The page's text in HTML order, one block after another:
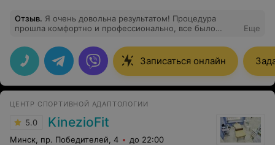
Отзыв. Я очень довольна результатом! Процедура
прошла комфортно и профессионально, все было
заметила положительные изменения, кожа выглядит
свежей и ухоженной. Спасибо за внимательное
отношение и отличное обслуживание! Обязательно
приду на следующую процедуру.
Еще
Записаться онлайн
ЦЕНТР СПОРТИВНОЙ АДАПТОЛОГИИ
5.0 KinezioFit
Минск, пр. Победителей, 4 до 22:00